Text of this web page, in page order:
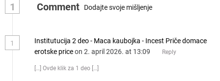
1 Comment Dodajte svoje mišljenje
1
Institutucija 2 deo - Maca kaubojka - Incest Priče domace
erotske priceon 2. april 2026. at 13:09 Reply
[…] Ovde klik za 1 deo […]